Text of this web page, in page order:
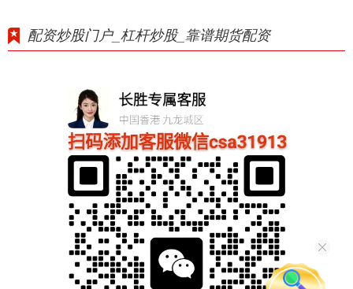
配资炒股门户_杠杆炒股_靠谱期货配资